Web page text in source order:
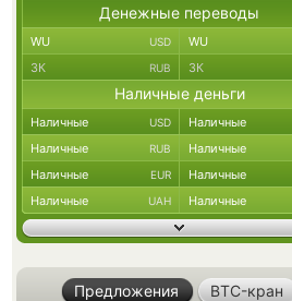
Денежные переводы
WU USD WU
ЗК RUB ЗК
Наличные деньги
Наличные USD Наличные
Наличные RUB Наличные
Наличные EUR Наличные
Наличные UAH Наличные
Предложения BTC-кран